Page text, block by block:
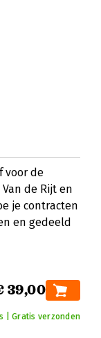
voor de
de Rijt en
je contracten
en gedeeld
39,00
| Gratis verzonden